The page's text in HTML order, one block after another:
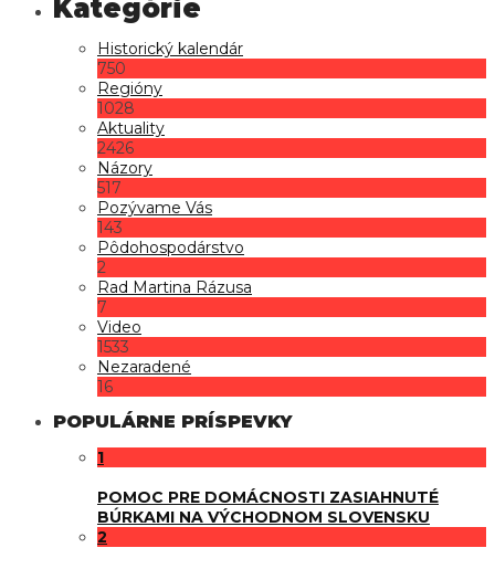
Historický kalendár
750
Regióny
1028
Aktuality
2426
Názory
517
Pozývame Vás
143
Pôdohospodárstvo
2
Rad Martina Rázusa
7
Video
1533
Nezaradené
16
POPULÁRNE PRÍSPEVKY
1
POMOC PRE DOMÁCNOSTI ZASIAHNUTÉ
BÚRKAMI NA VÝCHODNOM SLOVENSKU
2